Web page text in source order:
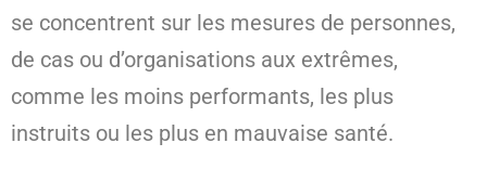
se concentrent sur les mesures de personnes,
de cas ou d’organisations aux extrêmes,
comme les moins performants, les plus
instruits ou les plus en mauvaise santé.